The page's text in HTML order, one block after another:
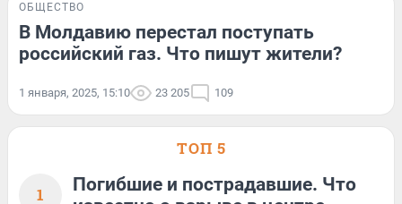
ОБЩЕСТВО
В Молдавию перестал поступать
российский газ. Что пишут жители?
1 января, 2025, 15:10 23 205 109
ТОП 5
1
Погибшие и пострадавшие. Что